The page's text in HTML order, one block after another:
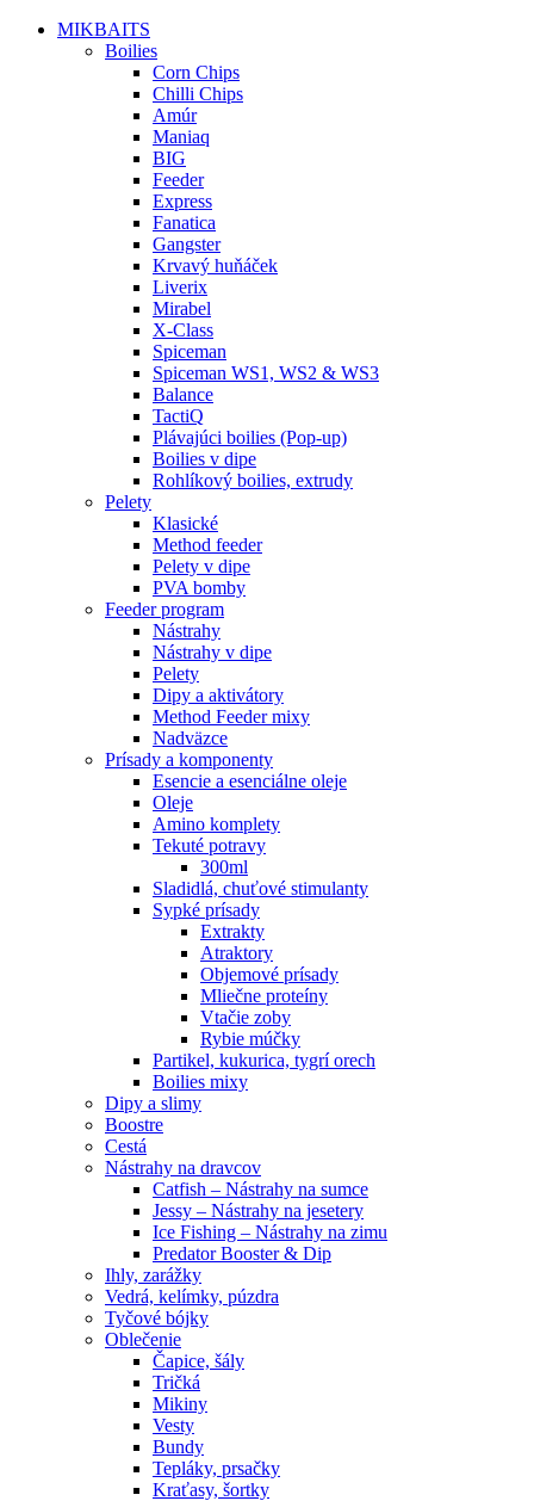
MIKBAITS
Boilies
Corn Chips
Chilli Chips
Amúr
Maniaq
BIG
Feeder
Express
Fanatica
Gangster
Krvavý huňáček
Liverix
Mirabel
X-Class
Spiceman
Spiceman WS1, WS2 & WS3
Balance
TactiQ
Plávajúci boilies (Pop-up)
Boilies v dipe
Rohlíkový boilies, extrudy
Pelety
Klasické
Method feeder
Pelety v dipe
PVA bomby
Feeder program
Nástrahy
Nástrahy v dipe
Pelety
Dipy a aktivátory
Method Feeder mixy
Nadväzce
Prísady a komponenty
Esencie a esenciálne oleje
Oleje
Amino komplety
Tekuté potravy
300ml
Sladidlá, chuťové stimulanty
Sypké prísady
Extrakty
Atraktory
Objemové prísady
Mliečne proteíny
Vtačie zoby
Rybie múčky
Partikel, kukurica, tygrí orech
Boilies mixy
Dipy a slimy
Boostre
Cestá
Nástrahy na dravcov
Catfish – Nástrahy na sumce
Jessy – Nástrahy na jesetery
Ice Fishing – Nástrahy na zimu
Predator Booster & Dip
Ihly, zarážky
Vedrá, kelímky, púzdra
Tyčové bójky
Oblečenie
Čapice, šály
Tričká
Mikiny
Vesty
Bundy
Tepláky, prsačky
Kraťasy, šortky